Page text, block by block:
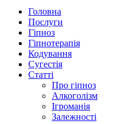
Головна
Послуги
Гіпноз
Гіпнотерапія
Кодування
Сугестія
Статті
Про гіпноз
Алкоголізм
Ігроманія
Залежності